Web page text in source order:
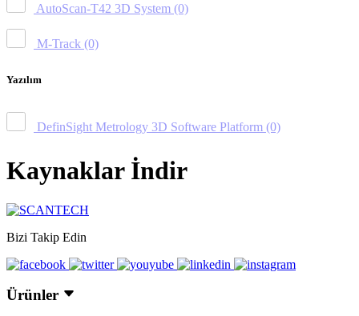
AutoScan-T42 3D System (0)
M-Track (0)
Yazılım
DefinSight Metrology 3D Software Platform (0)
Kaynaklar İndir
Bizi Takip Edin
Ürünler